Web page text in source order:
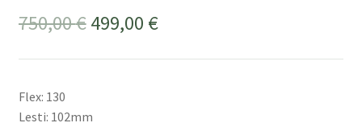
750,00€ Alkuperäinen
hinta
750,00 €.
499,00 €Nykyinen
hinta
Flex: 130
Lesti: 102mm